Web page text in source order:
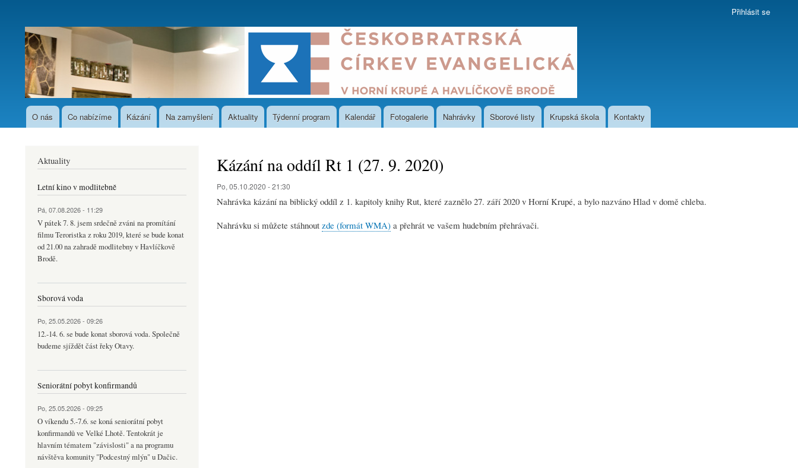
hlavnímu
obsahu
account
menu
Přihlásit se
HlavníO nás Co nabízíme Kázání Na zamyšlení Aktuality Týdenní program Kalendář Fotogalerie Nahrávky Sborové listy Krupská škola Kontakty
Kázání na oddíl Rt 1 (27. 9. 2020)
Po, 05.10.2020 - 21:30
Nahrávka kázání na biblický oddíl z 1. kapitoly knihy Rut, které zaznělo 27. září 2020 v Horní Krupé, a bylo nazváno Hlad v domě chleba.
Nahrávku si můžete stáhnout zde (formát WMA)a přehrát ve vašem hudebním přehrávači.
Aktuality
Letní kino v modlitebně
Pá, 07.08.2026 - 11:29
V pátek 7. 8. jsem srdečně zváni na promítání
filmu Teroristka z roku 2019, které se bude konat
od 21.00 na zahradě modlitebny v Havlíčkově
Brodě.
Sborová voda
Po, 25.05.2026 - 09:26
12.-14. 6. se bude konat sborová voda. Společně
budeme sjíždět část řeky Otavy.
Seniorátní pobyt konfirmandů
Po, 25.05.2026 - 09:25
O víkendu 5.-7.6. se koná seniorátní pobyt
konfirmandů ve Velké Lhotě. Tentokrát je
hlavním tématem "závislosti" a na programu
návštěva komunity "Podcestný mlýn" u Dačic.